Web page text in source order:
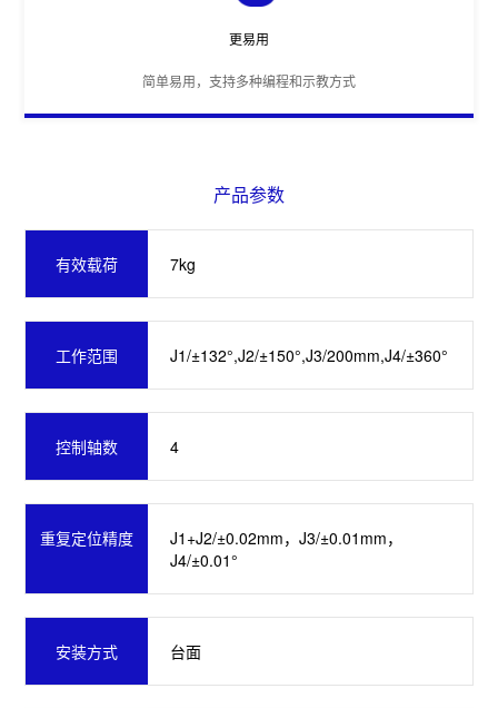
更易用
简单易用，支持多种编程和示教方式
产品参数
有效载荷 7kg
工作范围 J1/±132°,J2/±150°,J3/200mm,J4/±360°
控制轴数 4
重复定位精度
J1+J2/±0.02mm，J3/±0.01mm，
J4/±0.01°
安装方式 台面